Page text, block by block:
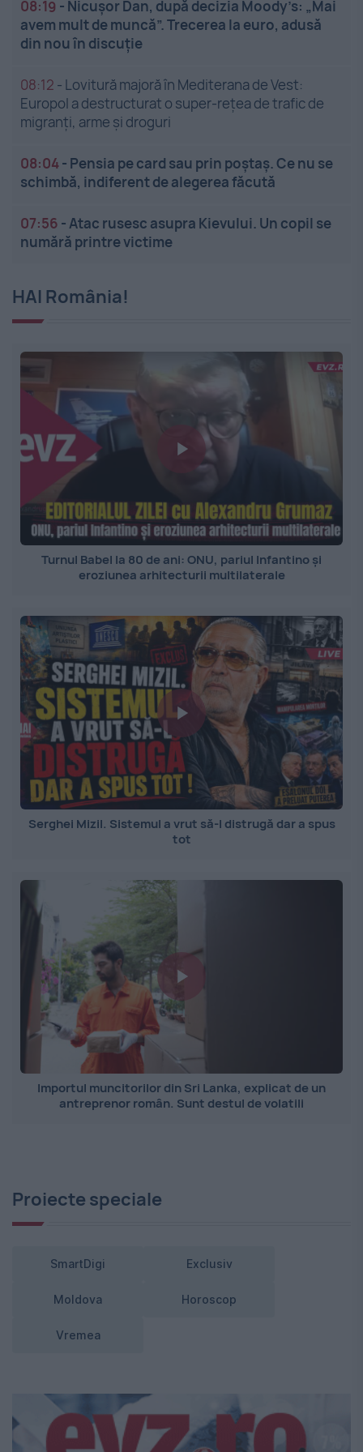
08:19 - Nicușor Dan, după decizia Moody’s: „Mai
avem mult de muncă”. Trecerea la euro, adusă
din nou în discuție
08:12 - Lovitură majoră în Mediterana de Vest:
Europol a destructurat o super-rețea de trafic de
migranți, arme și droguri
08:04- Pensia pe card sau prin poștaș. Ce nu se
schimbă, indiferent de alegerea făcută
07:56 -Atac rusesc asupra Kievului. Un copil se
numără printre victime
HAI România!
Turnul Babel la 80 de ani: ONU, pariul Infantino și
eroziunea arhitecturii multilaterale
Serghei Mizil. Sistemul a vrut să-l distrugă dar a spus
tot
Importul muncitorilor din Sri Lanka, explicat de un
antreprenor român. Sunt destul de volatili
Proiecte speciale
SmartDigi Exclusiv
Moldova Horoscop
Vremea